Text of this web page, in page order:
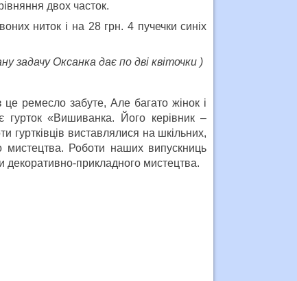
двох часток.
ниток і на 28 грн. 4 пучечки синіх
задачу Оксанка дає по дві квіточки )
ремесло забуте, Але багато жінок і
«Вишиванка. Його керівник –
гуртківців виставлялися на шкільних,
мистецтва. Роботи наших випускниць
декоративно-прикладного мистецтва.